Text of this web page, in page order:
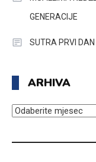
GENERACIJE
SUTRA PRVI DAN
ARHIVA
ARHIVA